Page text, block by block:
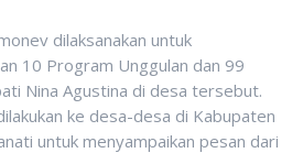
dilaksanakan untuk
10 Program Unggulan dan 99
Nina Agustina di desa tersebut.
ke desa-desa di Kabupaten
untuk menyampaikan pesan dari